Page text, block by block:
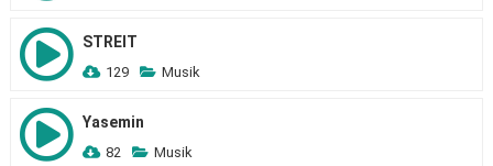
STREIT
129 Musik
Yasemin
82 Musik